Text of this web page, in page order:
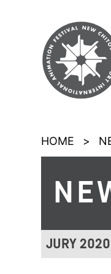
HOME >
JURY 2020